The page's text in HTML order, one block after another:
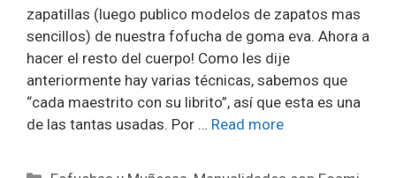
zapatillas (luego publico modelos de zapatos mas
sencillos) de nuestra fofucha de goma eva. Ahora a
hacer el resto del cuerpo! Como les dije
anteriormente hay varias técnicas, sabemos que
“cada maestrito con su librito”, así que esta es una
de las tantas usadas. Por … Read more